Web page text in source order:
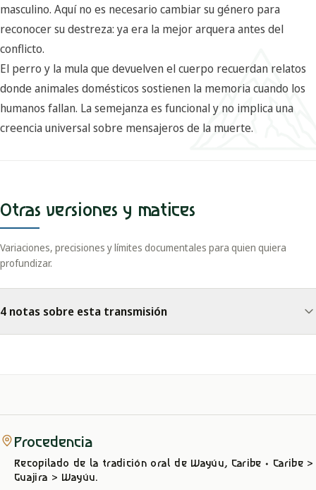
masculino. Aquí no es necesario cambiar su género para
reconocer su destreza: ya era la mejor arquera antes del
conflicto.
El perro y la mula que devuelven el cuerpo recuerdan relatos
donde animales domésticos sostienen la memoria cuando los
humanos fallan. La semejanza es funcional y no implica una
creencia universal sobre mensajeros de la muerte.
Otras versiones y matices
Variaciones, precisiones y límites documentales para quien quiera
profundizar.
4 notas sobre esta transmisión
Procedencia
Recopilado de la tradición oral de Wayúu, Caribe · Caribe >
Guajira > Wayúu.